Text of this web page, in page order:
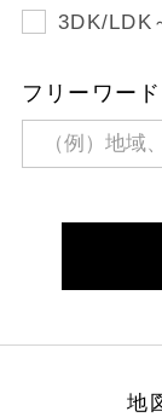
3DK/LDK
フリーワード
地